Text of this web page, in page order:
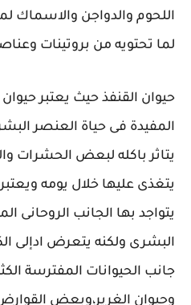
اللحوم والدواجن والاسماك
لما تحتويه من بروتينات
حيوان القنفذ حيث يعتبر حيوان
المفيدة فى حياة العنصر
يتاثر باكله لبعض الحشرات
يتغذى عليها خلال يومه
يتواجد بها الجانب الروحانى
البشرى ولكنه يتعرض ادإلى
جانب الحيوانات المفترسة
وحيوان الغرير،وبعض